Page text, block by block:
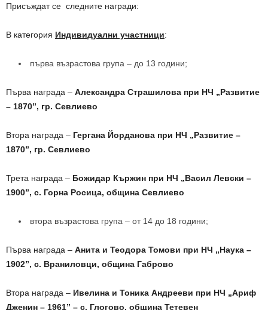
Присъждат се следните награди:
В категория Индивидуални участници:
първа възрастова група – до 13 години;
Първа награда – Александра Страшилова при НЧ „Развитие
– 1870”, гр. Севлиево
Втора награда – Гергана Йорданова при НЧ „Развитие –
1870”, гр. Севлиево
Трета награда – Божидар Кържин при НЧ „Васил Левски –
1900”, с. Горна Росица, община Севлиево
втора възрастова група – от 14 до 18 години;
Първа награда – Анита и Теодора Томови при НЧ „Наука –
1902”, с. Враниловци, община Габрово
Втора награда – Ивелина и Тоника Андрееви при НЧ „Ариф
Дженин – 1961” – с. Глогово, община Тетевен